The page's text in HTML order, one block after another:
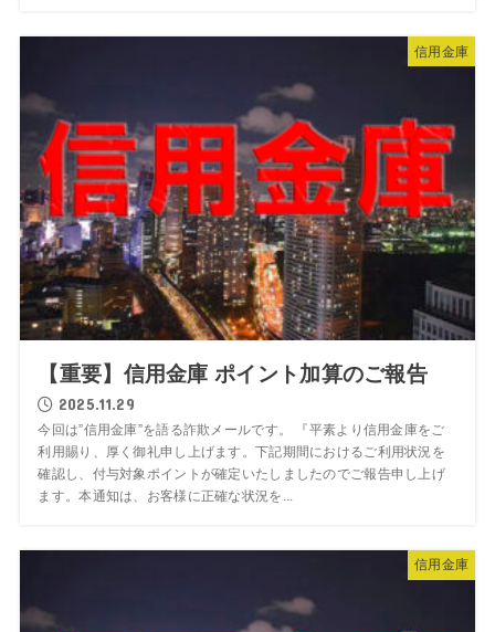
信用金庫
【重要】信用金庫 ポイント加算のご報告
2025.11.29
今回は”信用金庫”を語る詐欺メールです。 『平素より信用金庫をご
利用賜り、厚く御礼申し上げます。下記期間におけるご利用状況を
確認し、付与対象ポイントが確定いたしましたのでご報告申し上げ
ます。本通知は、お客様に正確な状況を...
信用金庫